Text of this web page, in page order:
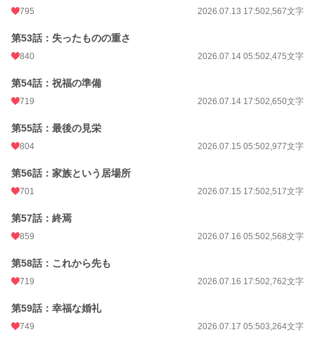
795 2026.07.13 17:502,567文字
第53話：失ったものの重さ
840 2026.07.14 05:502,475文字
第54話：祝福の準備
719 2026.07.14 17:502,650文字
第55話：最後の見栄
804 2026.07.15 05:502,977文字
第56話：家族という居場所
701 2026.07.15 17:502,517文字
第57話：終焉
859 2026.07.16 05:502,568文字
第58話：これから先も
719 2026.07.16 17:502,762文字
第59話：幸福な婚礼
749 2026.07.17 05:503,264文字